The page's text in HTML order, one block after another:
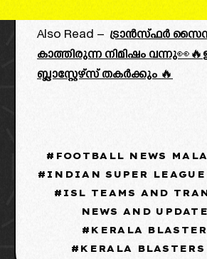
Also Read – ട്രാൻസ്ഫർ
കാത്തിരുന്ന നിമിഷം
ബ്ലാസ്റ്റേഴ്‌സ് തകർക്കും 🔥
FOOTBALL NEWS
INDIAN SUPER LEAGUE
ISL TEAMS AND
NEWS AND
KERALA
KERALA BLASTERS